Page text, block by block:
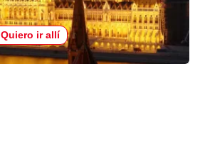
Quiero ir allí